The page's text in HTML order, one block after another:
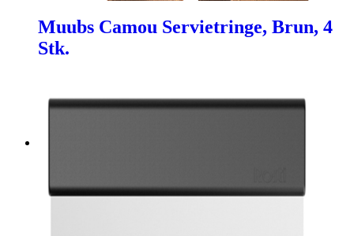
Muubs Camou Servietringe, Brun, 4
Stk.